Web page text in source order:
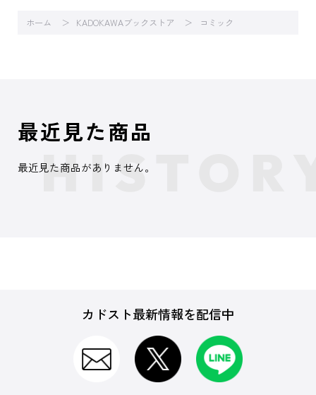
ホーム KADOKAWAブックストア コミック
最近見た商品
最近見た商品がありません。
カドスト最新情報を配信中